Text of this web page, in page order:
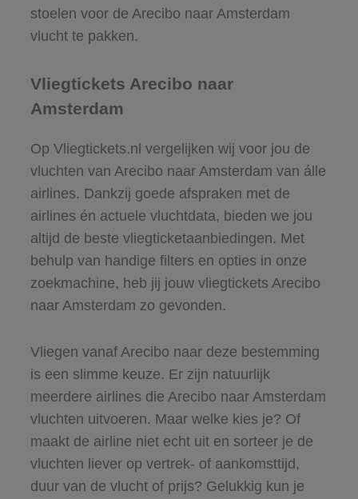
stoelen voor de Arecibo naar Amsterdam
vlucht te pakken.
Vliegtickets Arecibo naar
Amsterdam
Op Vliegtickets.nl vergelijken wij voor jou de
vluchten van Arecibo naar Amsterdam van álle
airlines. Dankzij goede afspraken met de
airlines én actuele vluchtdata, bieden we jou
altijd de beste vliegticketaanbiedingen. Met
behulp van handige filters en opties in onze
zoekmachine, heb jij jouw vliegtickets Arecibo
naar Amsterdam zo gevonden.
Vliegen vanaf Arecibo naar deze bestemming
is een slimme keuze. Er zijn natuurlijk
meerdere airlines die Arecibo naar Amsterdam
vluchten uitvoeren. Maar welke kies je? Of
maakt de airline niet echt uit en sorteer je de
vluchten liever op vertrek- of aankomsttijd,
duur van de vlucht of prijs? Gelukkig kun je